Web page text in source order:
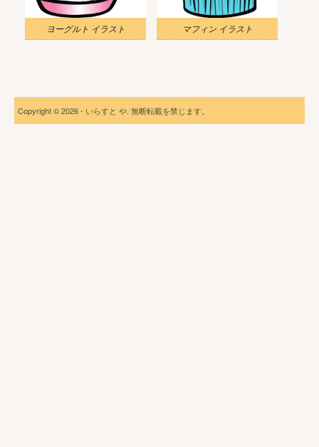
ヨーグルト イラスト マフィン イラスト
Copyright © 2026 - いらすと や. 無断転載を禁じます。